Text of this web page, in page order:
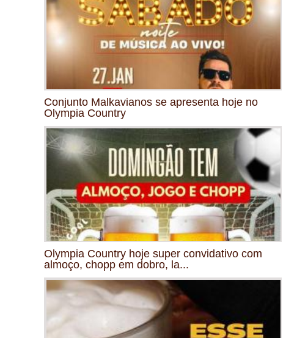
Conjunto Malkavianos se apresenta hoje no
Olympia Country
Olympia Country hoje super convidativo com
almoço, chopp em dobro, la...